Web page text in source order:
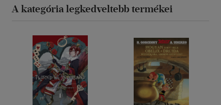
A kategória legkedveltebb termékei